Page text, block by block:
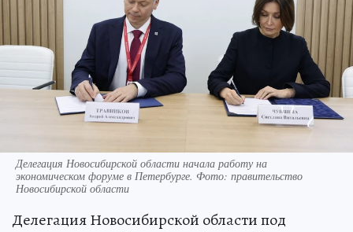
Делегация Новосибирской области начала работу на
экономическом форуме в Петербурге. Фото: правительство
Новосибирской области
Делегация Новосибирской области под